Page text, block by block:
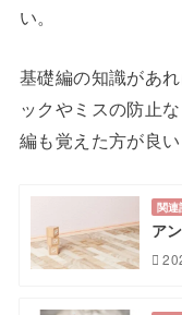
い。
基礎編の知識があ
ックやミスの防止
編も覚えた方が良い
関連
ア